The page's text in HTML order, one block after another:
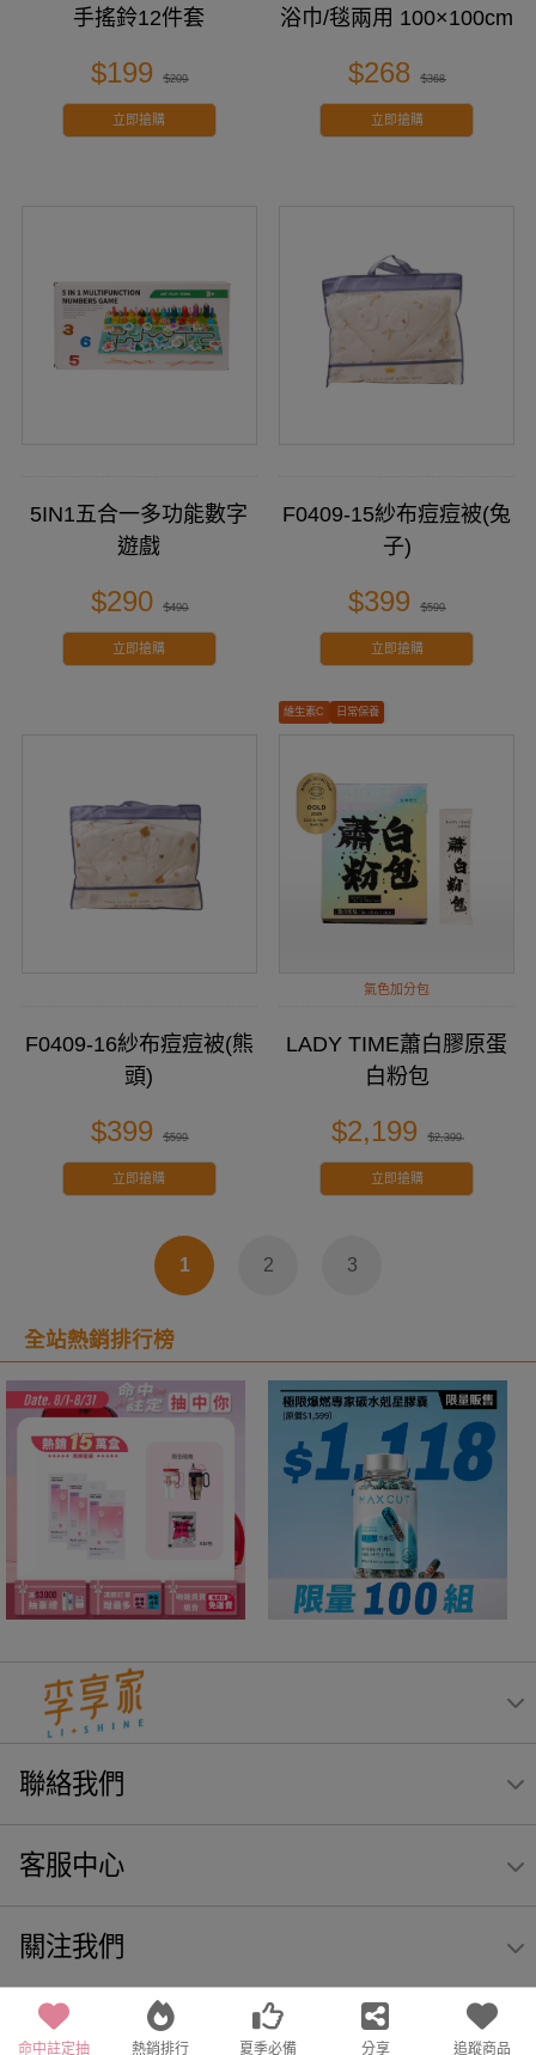
手搖鈴12件套
$199 $209
立即搶購
浴巾/毯兩用 100×100cm
$268 $368
立即搶購
5IN1五合一多功能數字
遊戲
$290 $490
立即搶購
F0409-15紗布痘痘被(兔
子)
$399 $599
立即搶購
F0409-16紗布痘痘被(熊
頭)
$399 $599
立即搶購
維生素C 日常保養
氣色加分包
LADY TIME蕭白膠原蛋
白粉包
$2,199 $2,399
立即搶購
1 2 3
全站熱銷排行榜
聯絡我們
客服中心
關注我們
命中註定抽 熱銷排行 夏季必備 分享 追蹤商品